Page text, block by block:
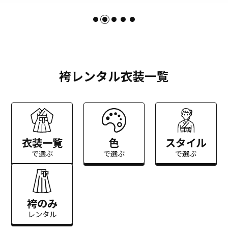
袴レンタル衣装一覧
衣装一覧
で選ぶ
色
で選ぶ
スタイル
で選ぶ
袴のみ
レンタル